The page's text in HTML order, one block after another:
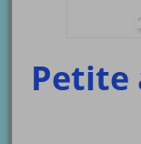
Petite